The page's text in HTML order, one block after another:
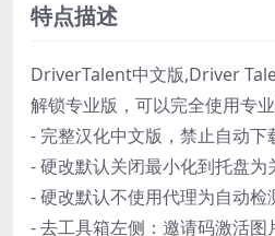
特点描述
DriverTalent中文版,Driver
解锁专业版，可以完全使用专业
- 完整汉化中文版，禁止自动下
- 硬改默认关闭最小化到托盘为
- 硬改默认不使用代理为自动检
- 去工具箱左侧：邀请码激活图